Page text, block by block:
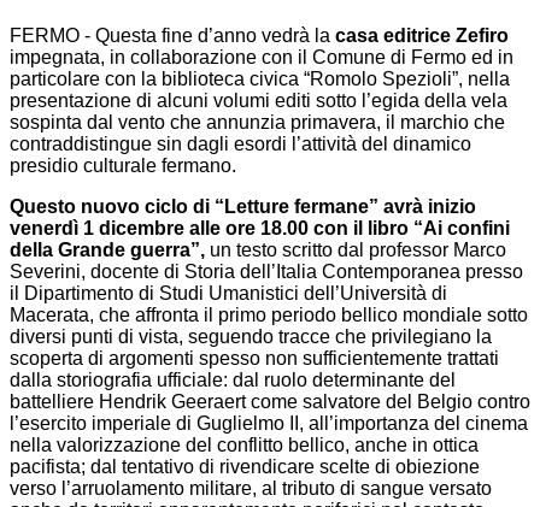
FERMO - Questa fine d’anno vedrà la casa editrice Zefiro
impegnata, in collaborazione con il Comune di Fermo ed in
particolare con la biblioteca civica “Romolo Spezioli”, nella
presentazione di alcuni volumi editi sotto l’egida della vela
sospinta dal vento che annunzia primavera, il marchio che
contraddistingue sin dagli esordi l’attività del dinamico
presidio culturale fermano.
Questo nuovo ciclo di “Letture fermane” avrà inizio
venerdì 1 dicembre alle ore 18.00 con il libro “Ai confini
della Grande guerra”, un testo scritto dal professor Marco
Severini, docente di Storia dell’Italia Contemporanea presso
il Dipartimento di Studi Umanistici dell’Università di
Macerata, che affronta il primo periodo bellico mondiale sotto
diversi punti di vista, seguendo tracce che privilegiano la
scoperta di argomenti spesso non sufficientemente trattati
dalla storiografia ufficiale: dal ruolo determinante del
battelliere Hendrik Geeraert come salvatore del Belgio contro
l’esercito imperiale di Guglielmo II, all’importanza del cinema
nella valorizzazione del conflitto bellico, anche in ottica
pacifista; dal tentativo di rivendicare scelte di obiezione
verso l’arruolamento militare, al tributo di sangue versato